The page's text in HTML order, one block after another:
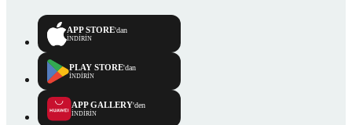
APP STORE'dan
İNDİRİN
PLAY STORE'dan
İNDİRİN
APP GALLERY'den
İNDİRİN